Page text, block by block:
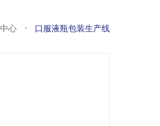
心 口服液瓶包装生产线